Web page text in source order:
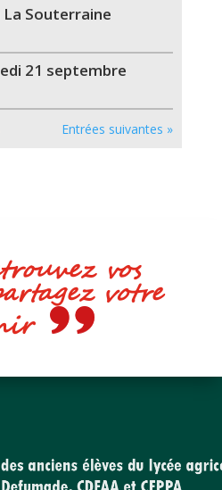
Souterraine
21 septembre
Entrées suivantes »
vos
votre